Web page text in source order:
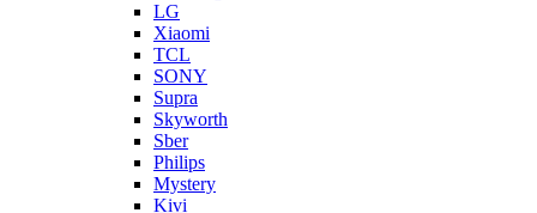
LG
Xiaomi
TCL
SONY
Supra
Skyworth
Sber
Philips
Mystery
Kivi